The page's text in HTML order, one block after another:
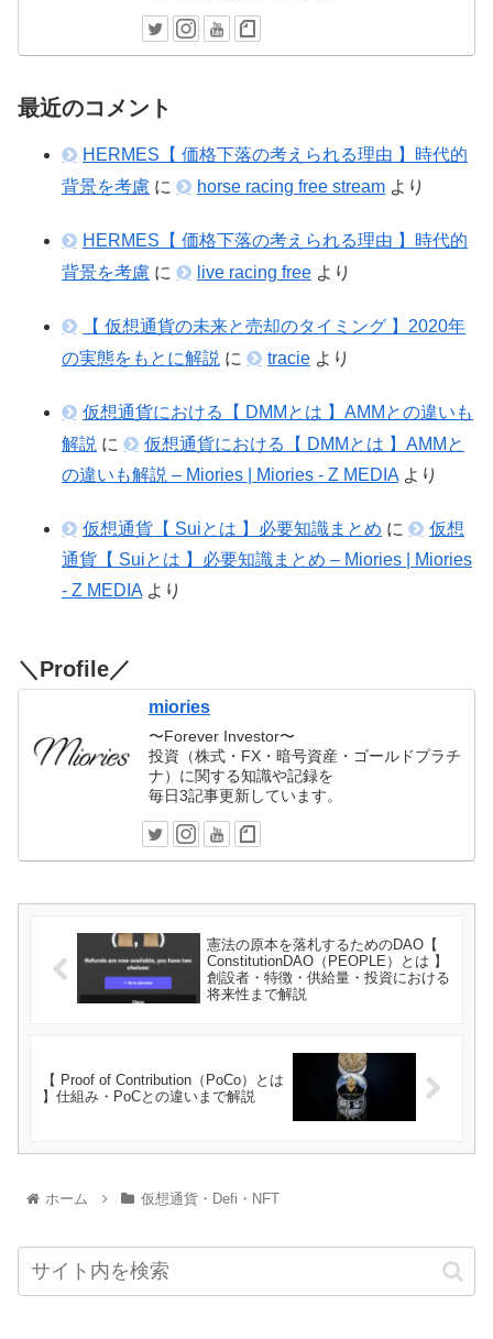
最近のコメント
HERMES【 価格下落の考えられる理由 】時代的
背景を考慮 に horse racing free stream より
HERMES【 価格下落の考えられる理由 】時代的
背景を考慮 に live racing free より
【 仮想通貨の未来と売却のタイミング 】2020年
の実態をもとに解説 に tracie より
仮想通貨における【 DMMとは 】AMMとの違いも
解説 に
仮想通貨における【 DMMとは 】AMMと
の違いも解説 – Miories | Miories - Z MEDIA より
仮想通貨【 Suiとは 】必要知識まとめ に
仮想
通貨【 Suiとは 】必要知識まとめ – Miories | Miories
- Z MEDIA より
＼Profile／
miories
〜Forever Investor〜
投資（株式・FX・暗号資産・ゴールドプラチ
ナ）に関する知識や記録を
毎日3記事更新しています。
憲法の原本を落札するためのDAO【
ConstitutionDAO（PEOPLE）とは 】
創設者・特徴・供給量・投資における
将来性まで解説
【 Proof of Contribution（PoCo）とは
】仕組み・PoCとの違いまで解説
ホーム 仮想通貨・Defi・NFT